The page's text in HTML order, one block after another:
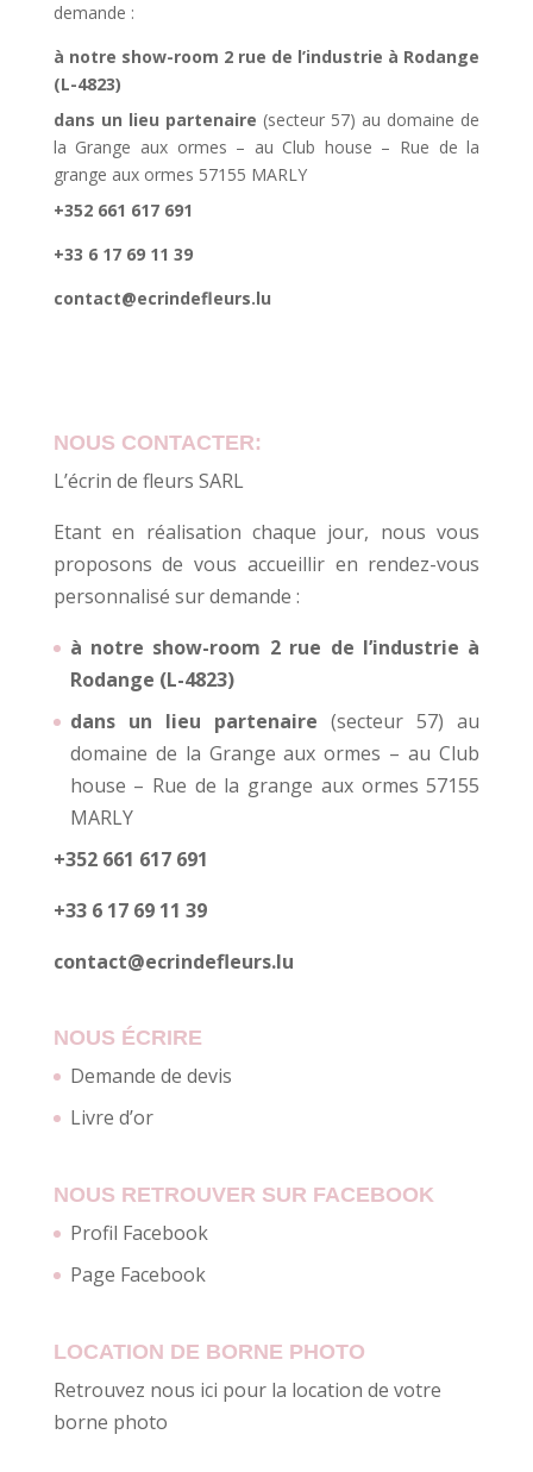
demande :
à notre show-room 2 rue de l’industrie à Rodange
(L-4823)
dans un lieu partenaire (secteur 57) au domaine de
la Grange aux ormes – au Club house – Rue de la
grange aux ormes 57155 MARLY
+352 661 617 691
+33 6 17 69 11 39
contact@ecrindefleurs.lu
NOUS CONTACTER:
L’écrin de fleurs SARL
Etant en réalisation chaque jour, nous vous
proposons de vous accueillir en rendez-vous
personnalisé sur demande :
à notre show-room 2 rue de l’industrie à
Rodange (L-4823)
dans un lieu partenaire (secteur 57) au
domaine de la Grange aux ormes – au Club
house – Rue de la grange aux ormes 57155
MARLY
+352 661 617 691
+33 6 17 69 11 39
contact@ecrindefleurs.lu
NOUS ÉCRIRE
Demande de devis
Livre d’or
NOUS RETROUVER SUR FACEBOOK
Profil Facebook
Page Facebook
LOCATION DE BORNE PHOTO
Retrouvez nous ici pour la location de votre
borne photo